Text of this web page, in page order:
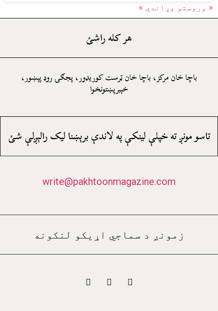
« وروستو وړاندې »
هر کله راشئ
باچا خان مرکز، باچا خان ټرست کوريډور، پجګۍ روډ پېښور،
خېبرپښتونخوا
تاسو مونږ ته خپلې لينکې په لاندې برېښنا ليک رالېږلې شئ
write@pakhtoonmagazine.com
زمونږ د سماجي اړيکو لنکونه